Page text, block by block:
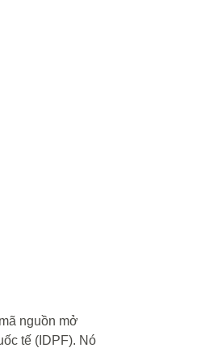
nguồn mở
tế (IDPF). Nó